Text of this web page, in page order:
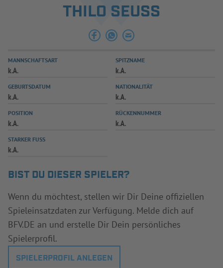
AUSBILDUNG & FÖRDERUNG
SPIELPLUS
THILO SEUSS
MANNSCHAFTSART
k.A.
SPITZNAME
k.A.
GEBURTSDATUM
k.A.
NATIONALITÄT
k.A.
POSITION
k.A.
RÜCKENNUMMER
k.A.
STARKER FUSS
k.A.
BIST DU DIESER SPIELER?
Wenn du möchtest, stellen wir Dir Deine offiziellen
Spieleinsatzdaten zur Verfügung. Melde dich auf
BFV.DE an und erstelle Dir Dein persönliches
Spielerprofil.
SPIELERPROFIL ANLEGEN